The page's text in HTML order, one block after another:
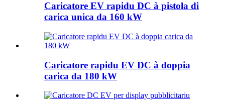
Caricatore EV rapidu DC à pistola di
carica unica da 160 kW
Caricatore rapidu EV DC à doppia
carica da 180 kW